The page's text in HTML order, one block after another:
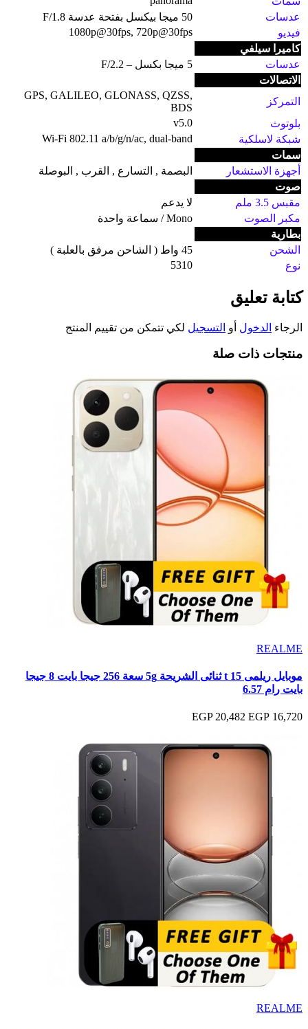
عدسات
50 ميجا بيكسل بفتحة عدسة F/1.8
فيديو
1080p@30fps, 720p@30fps
كاميرا سيلفي
عدسات
5 ميجا بكسل – F/2.2
الاتصالات
التمركز
GPS, GALILEO, GLONASS, QZSS,
BDS
بلوتوث
v5.0
شبكة لاسلكية
Wi-Fi 802.11 a/b/g/n/ac, dual-band
سمات
أجهزة الاستشعار
البصمة , التسارع , القرب , البوصلة
صوت
مقبس 3.5 ملم
لا يدعم
مكبر الصوت
Mono / سماعة واحدة
بطارية
الشحن
45 واط ( الشاحن مرفق بالعلبة )
نوع
5310
كتابة تعليق
الرجاء الدخول أو التسجيل لكي تتمكن من تقييم المنتج
منتجات ذات صلة
REALME
موبايل ريلمى 15 t ثنائى الشريحة 5g سعة 256 جيجا بايت 8 جيجا
بايت رام 6.57
16,720 EGP
20,482 EGP
REALME